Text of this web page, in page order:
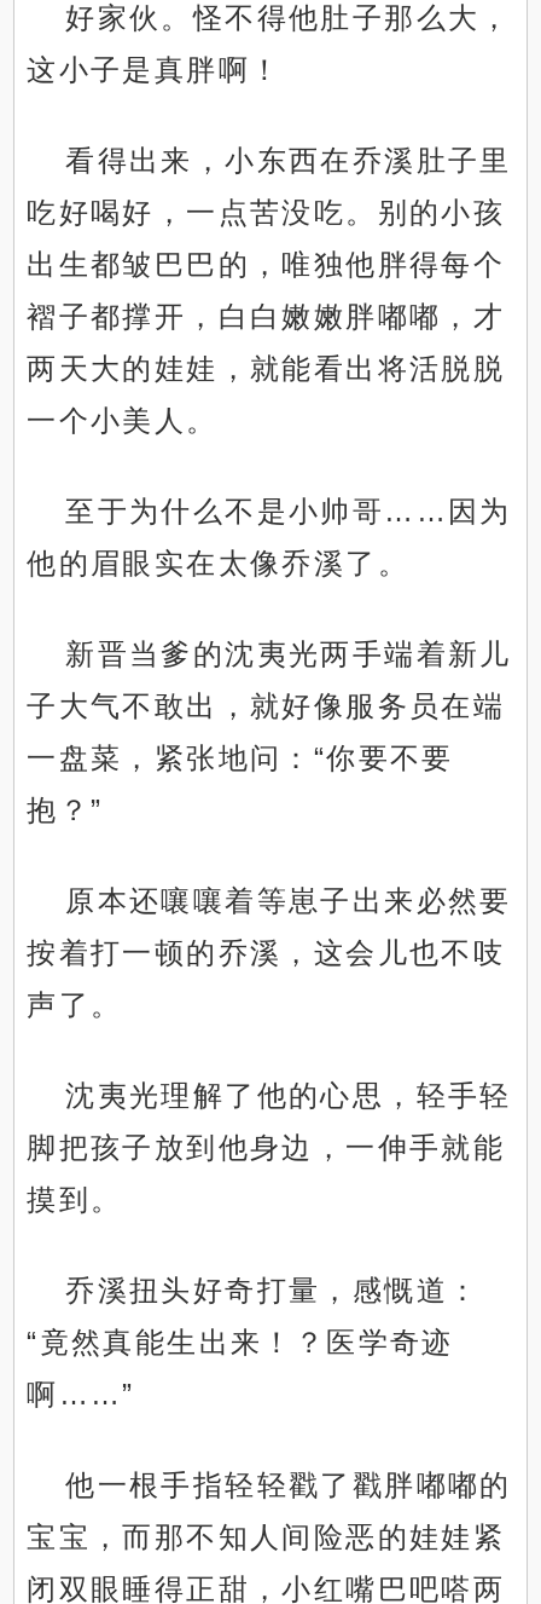
好家伙。怪不得他肚子那么大，
这小子是真胖啊！
看得出来，小东西在乔溪肚子里
吃好喝好，一点苦没吃。别的小孩
出生都皱巴巴的，唯独他胖得每个
褶子都撑开，白白嫩嫩胖嘟嘟，才
两天大的娃娃，就能看出将活脱脱
一个小美人。
至于为什么不是小帅哥……因为
他的眉眼实在太像乔溪了。
新晋当爹的沈夷光两手端着新儿
子大气不敢出，就好像服务员在端
一盘菜，紧张地问：“你要不要
抱？”
原本还嚷嚷着等崽子出来必然要
按着打一顿的乔溪，这会儿也不吱
声了。
沈夷光理解了他的心思，轻手轻
脚把孩子放到他身边，一伸手就能
摸到。
乔溪扭头好奇打量，感慨道：
“竟然真能生出来！？医学奇迹
啊……”
他一根手指轻轻戳了戳胖嘟嘟的
宝宝，而那不知人间险恶的娃娃紧
闭双眼睡得正甜，小红嘴巴吧嗒两